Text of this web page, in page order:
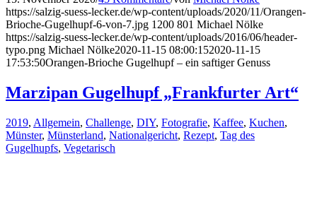
https://salzig-suess-lecker.de/wp-content/uploads/2020/11/Orangen-
Brioche-Gugelhupf-6-von-7.jpg 1200 801 Michael Nölke
https://salzig-suess-lecker.de/wp-content/uploads/2016/06/header-
typo.png Michael Nölke2020-11-15 08:00:152020-11-15
17:53:50Orangen-Brioche Gugelhupf – ein saftiger Genuss
Marzipan Gugelhupf „Frankfurter Art“
2019, Allgemein, Challenge, DIY, Fotografie, Kaffee, Kuchen,
Münster, Münsterland, Nationalgericht, Rezept, Tag des
Gugelhupfs, Vegetarisch